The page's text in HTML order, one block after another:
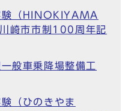
験（HINOKIYAMA
崎市市制100周年記
般車乗降場整備工
（ひのきやま